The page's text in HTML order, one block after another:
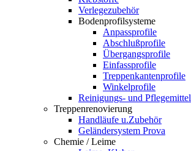
Verlegezubehör
Bodenprofilsysteme
Anpassprofile
Abschlußprofile
Übergangsprofile
Einfassprofile
Treppenkantenprofile
Winkelprofile
Reinigungs- und Pflegemittel
Treppenrenovierung
Handläufe u.Zubehör
Geländersystem Prova
Chemie / Leime